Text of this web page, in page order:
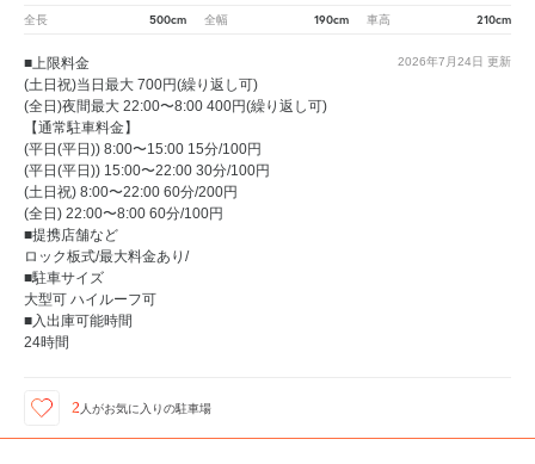
全長 500cm 全幅 190cm 車高 210cm
2026年7月24日 更新
■上限料金
(土日祝)当日最大 700円(繰り返し可)
(全日)夜間最大 22:00〜8:00 400円(繰り返し可)
【通常駐車料金】
(平日(平日)) 8:00〜15:00 15分/100円
(平日(平日)) 15:00〜22:00 30分/100円
(土日祝) 8:00〜22:00 60分/200円
(全日) 22:00〜8:00 60分/100円
■提携店舗など
ロック板式/最大料金あり/
■駐車サイズ
大型可 ハイルーフ可
■入出庫可能時間
24時間
2 人がお気に入りの駐車場